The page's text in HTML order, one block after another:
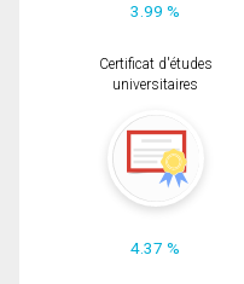
3.99 %
Certificat d'études
universitaires
4.37 %